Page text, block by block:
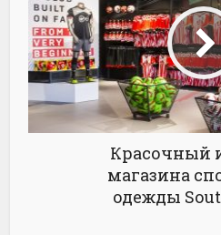
Красочный
магазина
одежды